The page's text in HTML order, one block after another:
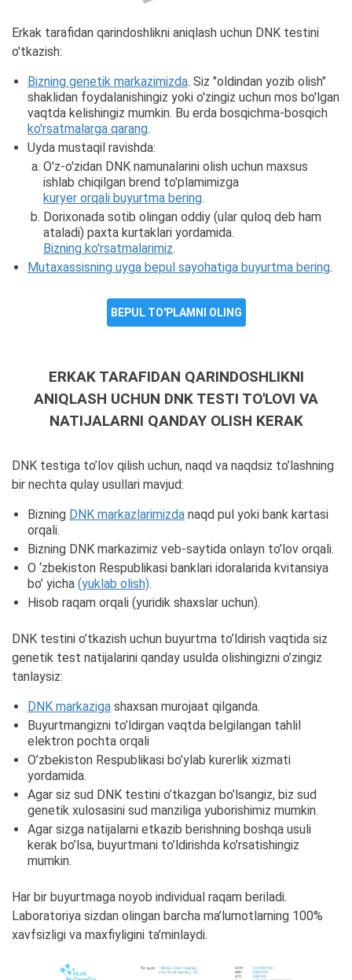
Erkak tarafidan qarindoshlikni aniqlash uchun DNK testini
o'tkazish:
Bizning genetik markazimizda. Siz "oldindan yozib olish"
shaklidan foydalanishingiz yoki o'zingiz uchun mos bo'lgan
vaqtda kelishingiz mumkin. Bu erda bosqichma-bosqich
ko'rsatmalarga qarang.
Uyda mustaqil ravishda:
O'z-o'zidan DNK namunalarini olish uchun maxsus
ishlab chiqilgan brend to'plamimizga
kuryer orqali buyurtma bering.
Dorixonada sotib olingan oddiy (ular quloq deb ham
ataladi) paxta kurtaklari yordamida.
Bizning ko'rsatmalarimiz.
Mutaxassisning uyga bepul sayohatiga buyurtma bering.
BEPUL TO'PLAMNI OLING
ERKAK TARAFIDAN QARINDOSHLIKNI
ANIQLASH UCHUN DNK TESTI TO'LOVI VA
NATIJALARNI QANDAY OLISH KERAK
DNK testiga to’lov qilish uchun, naqd va naqdsiz to’lashning
bir nechta qulay usullari mavjud:
Bizning DNK markazlarimizda naqd pul yoki bank kartasi
orqali.
Bizning DNK markazimiz veb-saytida onlayn to’lov orqali.
O ‘zbekiston Respublikasi banklari idoralarida kvitansiya
bo’ yicha (yuklab olish).
Hisob raqam orqali (yuridik shaxslar uchun).
DNK testini o’tkazish uchun buyurtma to’ldirish vaqtida siz
genetik test natijalarini qanday usulda olishingizni o’zingiz
tanlaysiz:
DNK markaziga shaxsan murojaat qilganda.
Buyurtmangizni to’ldirgan vaqtda belgilangan tahlil
elektron pochta orqali
O’zbekiston Respublikasi bo’ylab kurerlik xizmati
yordamida.
Agar siz sud DNK testini o’tkazgan bo’lsangiz, biz sud
genetik xulosasini sud manziliga yuborishimiz mumkin.
Agar sizga natijalarni etkazib berishning boshqa usuli
kerak bo’lsa, buyurtmani to’ldirishda ko’rsatishingiz
mumkin.
Har bir buyurtmaga noyob individual raqam beriladi.
Laboratoriya sizdan olingan barcha ma’lumotlarning 100%
xavfsizligi va maxfiyligini ta’minlaydi.